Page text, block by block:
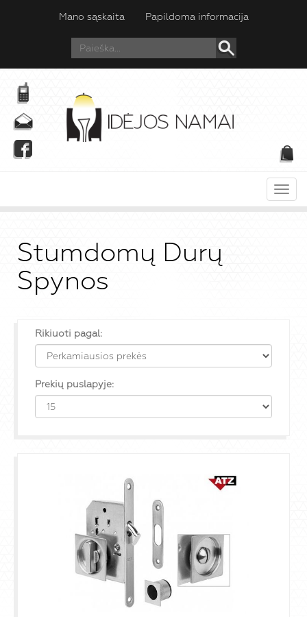
Mano sąskaita Papildoma informacija
Stumdomų Durų
Spynos
Rikiuoti pagal:
Prekių puslapyje: